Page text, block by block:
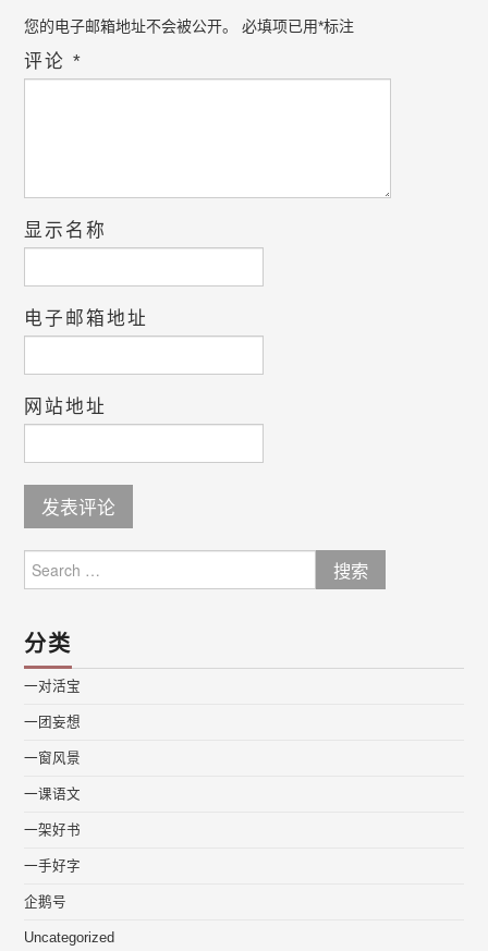
您的电子邮箱地址不会被公开。 必填项已用*标注
评论*
显示名称
电子邮箱地址
网站地址
for:
分类
一对活宝
一团妄想
一窗风景
一课语文
一架好书
一手好字
企鹅号
Uncategorized